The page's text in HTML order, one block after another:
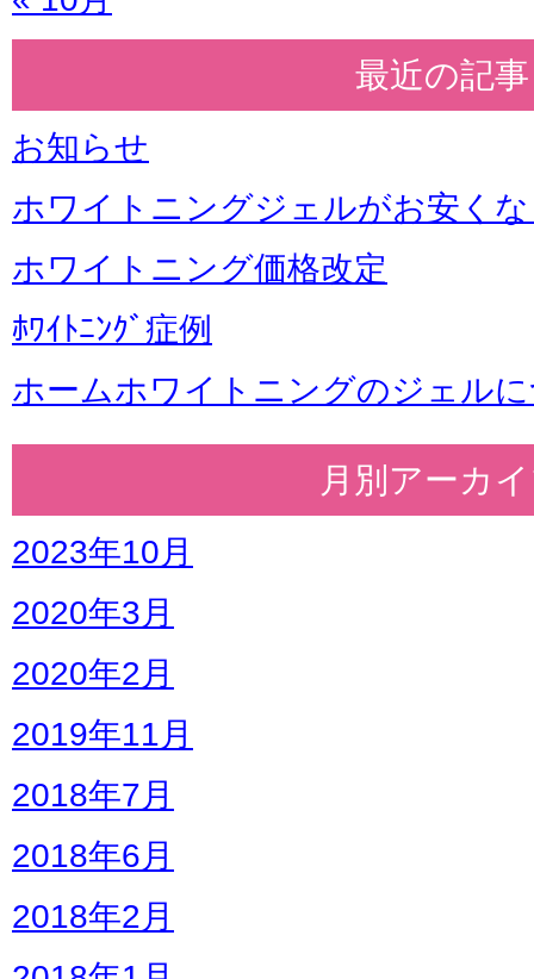
最近の記事
お知らせ
ホワイトニングジェルがお安く
ホワイトニング価格改定
ﾎﾜｲﾄﾆﾝｸﾞ症例
ホームホワイトニングのジェル
月別アーカ
2023年10月
2020年3月
2020年2月
2019年11月
2018年7月
2018年6月
2018年2月